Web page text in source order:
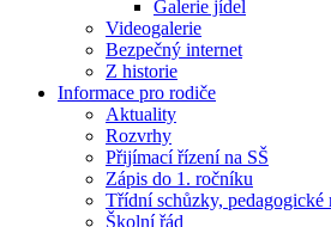
Galerie jídel
Videogalerie
Bezpečný internet
Z historie
Informace pro rodiče
Aktuality
Rozvrhy
Přijímací řízení na SŠ
Zápis do 1. ročníku
Třídní schůzky,
Školní řád